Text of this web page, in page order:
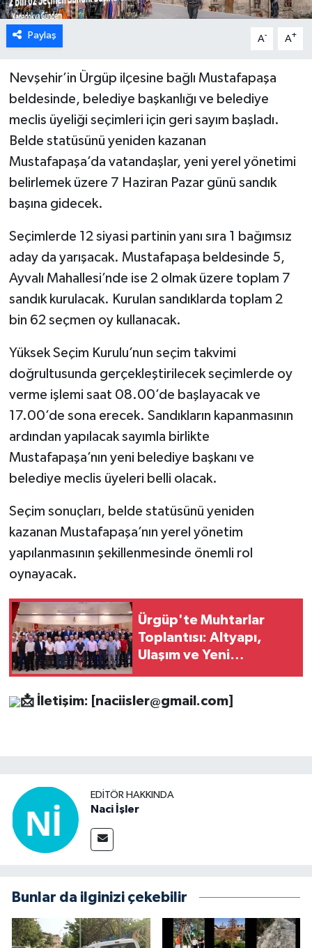
Paylaş A- A+
Nevşehir’in Ürgüp ilçesine bağlı Mustafapaşa
beldesinde, belediye başkanlığı ve belediye
meclis üyeliği seçimleri için geri sayım başladı.
Belde statüsünü yeniden kazanan
Mustafapaşa’da vatandaşlar, yeni yerel yönetimi
belirlemek üzere 7 Haziran Pazar günü sandık
başına gidecek.
Seçimlerde 12 siyasi partinin yanı sıra 1 bağımsız
aday da yarışacak. Mustafapaşa beldesinde 5,
Ayvalı Mahallesi’nde ise 2 olmak üzere toplam 7
sandık kurulacak. Kurulan sandıklarda toplam 2
bin 62 seçmen oy kullanacak.
Yüksek Seçim Kurulu’nun seçim takvimi
doğrultusunda gerçekleştirilecek seçimlerde oy
verme işlemi saat 08.00’de başlayacak ve
17.00’de sona erecek. Sandıkların kapanmasının
ardından yapılacak sayımla birlikte
Mustafapaşa’nın yeni belediye başkanı ve
belediye meclis üyeleri belli olacak.
Seçim sonuçları, belde statüsünü yeniden
kazanan Mustafapaşa’nın yerel yönetim
yapılanmasının şekillenmesinde önemli rol
oynayacak.
Ürgüp'te Muhtarlar
Toplantısı: Altyapı,
Ulaşım ve Yeni
📩İletişim: [ naciisler@gmail.com]
EDITÖR HAKKINDA
Naci İşler
Bunlar da ilginizi çekebilir